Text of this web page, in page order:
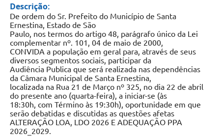
Descrição:
De ordem do Sr. Prefeito do Município de Santa
Ernestina, Estado de São
Paulo, nos termos do artigo 48, parágrafo único da Lei
complementar nº. 101, 04 de maio de 2000,
CONVIDA a população em geral para, através de seus
diversos segmentos sociais, participar da
Audiência Publica que será realizada nas dependências
da Câmara Municipal de Santa Ernestina,
localizada na Rua 21 de Março nº 325, no dia 22 de abril
do presente ano (quarta-feira), a iniciar-se (às
18:30h, com Término às 19:30h), oportunidade em que
serão debatidas e discutidas as questões afetas
ALTERAÇÃO LOA, LDO 2026 E ADEQUAÇÃO PPA
2026_2029.